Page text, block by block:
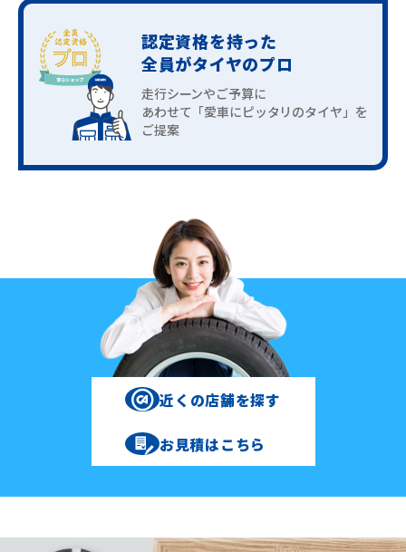
認定資格を持った
全員がタイヤのプロ
走行シーンやご予算に
あわせて「愛車にピッタリのタイヤ」を
ご提案
近くの店舗を探す
お見積はこちら